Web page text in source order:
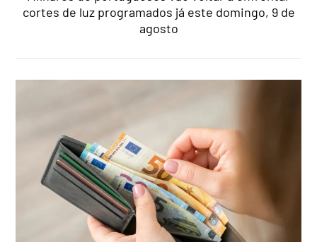
cortes de luz programados já este domingo, 9 de
agosto